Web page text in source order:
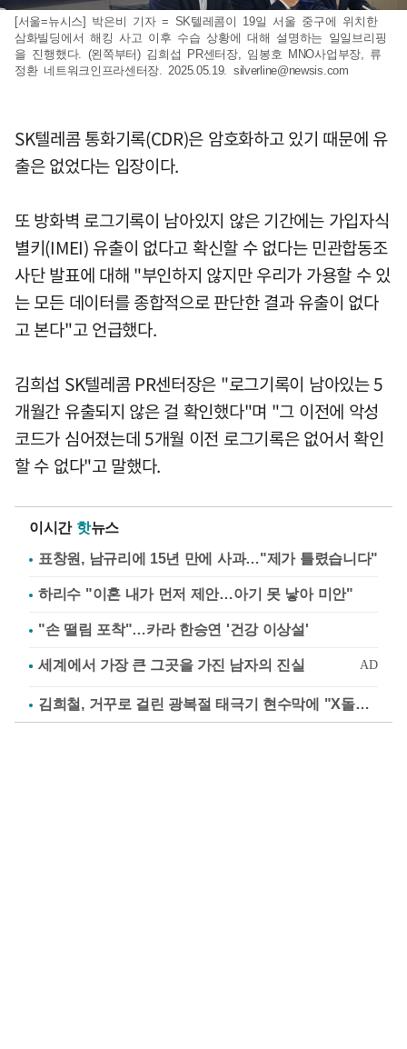
[서울=뉴시스] 박은비 기자 = SK텔레콤이 19일 서울 중구에 위치한
삼화빌딩에서 해킹 사고 이후 수습 상황에 대해 설명하는 일일브리핑
을 진행했다. (왼쪽부터) 김희섭 PR센터장, 임봉호 MNO사업부장, 류
정환 네트워크인프라센터장. 2025.05.19. silverline@newsis.com
SK텔레콤 통화기록(CDR)은 암호화하고 있기 때문에 유
출은 없었다는 입장이다.
또 방화벽 로그기록이 남아있지 않은 기간에는 가입자식
별키(IMEI) 유출이 없다고 확신할 수 없다는 민관합동조
사단 발표에 대해 "부인하지 않지만 우리가 가용할 수 있
는 모든 데이터를 종합적으로 판단한 결과 유출이 없다
고 본다"고 언급했다.
김희섭 SK텔레콤 PR센터장은 "로그기록이 남아있는 5
개월간 유출되지 않은 걸 확인했다"며 "그 이전에 악성
코드가 심어졌는데 5개월 이전 로그기록은 없어서 확인
할 수 없다"고 말했다.
이시간 핫뉴스
표창원, 남규리에 15년 만에 사과…"제가 틀렸습니다"
하리수 "이혼 내가 먼저 제안…아기 못 낳아 미안"
"손 떨림 포착"…카라 한승연 '건강 이상설'
김희철, 거꾸로 걸린 광복절 태극기 현수막에 "X돌았네"